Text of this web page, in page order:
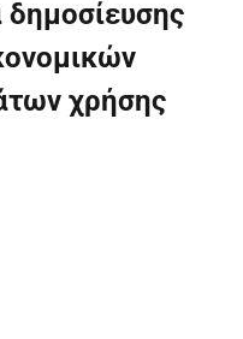
δημοσίευσης
χρήσης